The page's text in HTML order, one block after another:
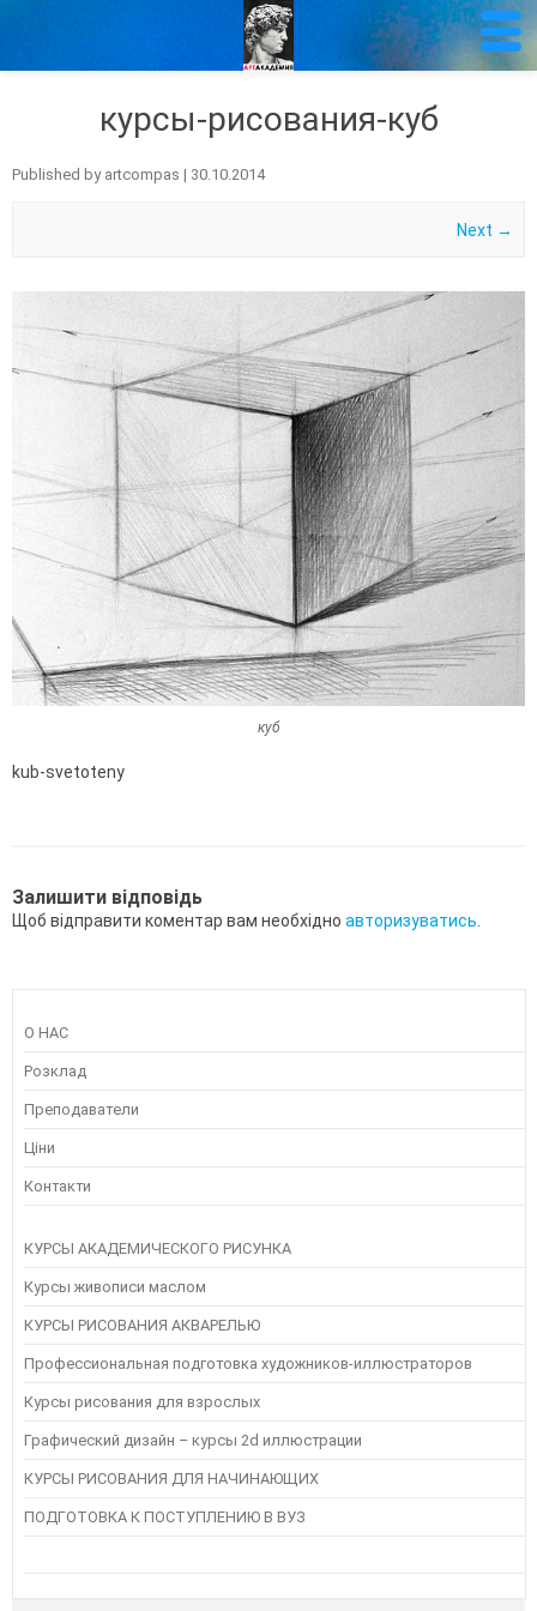
курсы-рисования-куб
Published by artcompas | 30.10.2014
Next →
куб
kub-svetoteny
Залишити відповідь
Щоб відправити коментар вам необхідно авторизуватись
О НАС
Розклад
Преподаватели
Ціни
Контакти
КУРСЫ АКАДЕМИЧЕСКОГО РИСУНКА
Курсы живописи маслом
КУРСЫ РИСОВАНИЯ АКВАРЕЛЬЮ
Профессиональная подготовка художников-иллюстраторов
Курсы рисования для взрослых
Графический дизайн – курсы 2d иллюстрации
КУРСЫ РИСОВАНИЯ ДЛЯ НАЧИНАЮЩИХ
ПОДГОТОВКА К ПОСТУПЛЕНИЮ В ВУЗ